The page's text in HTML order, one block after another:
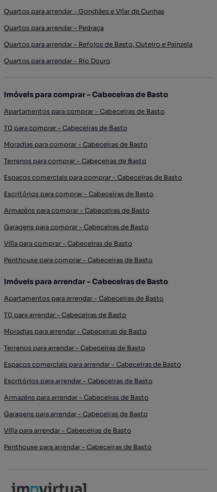
Quartos para arrendar - Gondiães e Vilar de Cunhas
Quartos para arrendar - Pedraça
Quartos para arrendar - Refojos de Basto, Outeiro e Painzela
Quartos para arrendar - Rio Douro
Imóveis para comprar - Cabeceiras de Basto
Apartamentos para comprar - Cabeceiras de Basto
T0 para comprar - Cabeceiras de Basto
Moradias para comprar - Cabeceiras de Basto
Terrenos para comprar - Cabeceiras de Basto
Espaços comerciais para comprar - Cabeceiras de Basto
Escritórios para comprar - Cabeceiras de Basto
Armazéns para comprar - Cabeceiras de Basto
Garagens para comprar - Cabeceiras de Basto
Villa para comprar - Cabeceiras de Basto
Penthouse para comprar - Cabeceiras de Basto
Imóveis para arrendar - Cabeceiras de Basto
Apartamentos para arrendar - Cabeceiras de Basto
T0 para arrendar - Cabeceiras de Basto
Moradias para arrendar - Cabeceiras de Basto
Terrenos para arrendar - Cabeceiras de Basto
Espaços comerciais para arrendar - Cabeceiras de Basto
Escritórios para arrendar - Cabeceiras de Basto
Armazéns para arrendar - Cabeceiras de Basto
Garagens para arrendar - Cabeceiras de Basto
Villa para arrendar - Cabeceiras de Basto
Penthouse para arrendar - Cabeceiras de Basto